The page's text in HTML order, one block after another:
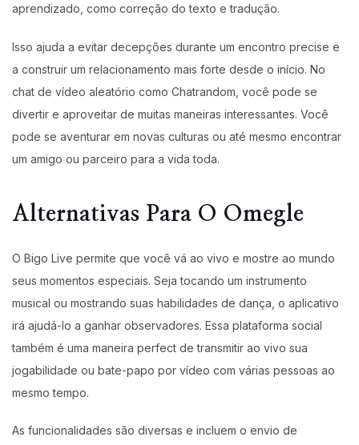
aprendizado, como correção do texto e tradução.
Isso ajuda a evitar decepções durante um encontro precise e
a construir um relacionamento mais forte desde o início. No
chat de vídeo aleatório como Chatrandom, você pode se
divertir e aproveitar de muitas maneiras interessantes. Você
pode se aventurar em novas culturas ou até mesmo encontrar
um amigo ou parceiro para a vida toda.
Alternativas Para O Omegle
O Bigo Live permite que você vá ao vivo e mostre ao mundo
seus momentos especiais. Seja tocando um instrumento
musical ou mostrando suas habilidades de dança, o aplicativo
irá ajudá-lo a ganhar observadores. Essa plataforma social
também é uma maneira perfect de transmitir ao vivo sua
jogabilidade ou bate-papo por vídeo com várias pessoas ao
mesmo tempo.
As funcionalidades são diversas e incluem o envio de